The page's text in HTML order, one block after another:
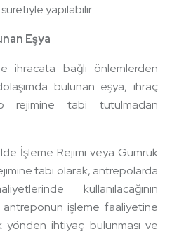
yapılabilir.
Eşya
ihracata bağlı önlemlerden
bulunan eşya, ihraç
rejimine tabi tutulmadan
İşleme Rejimi veya Gümrük
tabi olarak, antrepolarda
kullanılacağının
antreponun işleme faaliyetine
yönden ihtiyaç bulunması ve